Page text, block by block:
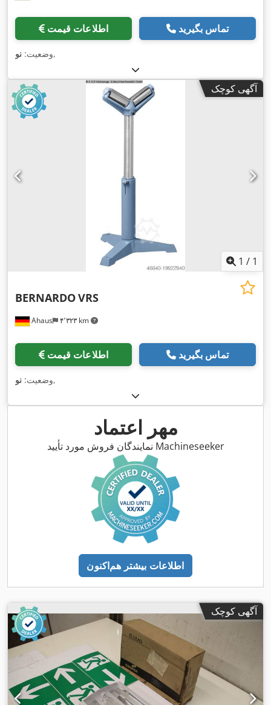
اطلاعات قیمت تماس بگیرید
وضعیت: نو ,
آگهی کوچک
1 / 1
Ahaus ۴٬۳۲۳ km
BERNARDOVRS
اطلاعات قیمت تماس بگیرید
وضعیت: نو ,
مهر اعتماد
نمایندگان فروش مورد تأیید Machineseeker
اطلاعات بیشتر هم‌اکنون
آگهی کوچک